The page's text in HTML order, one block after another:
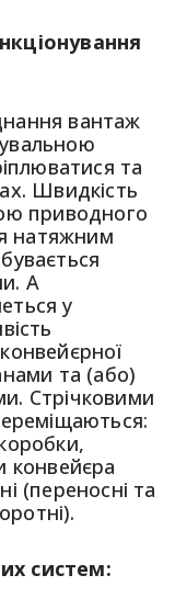
вантаж
та
Швидкість
приводного
натяжним
А
у
та (або)
Стрічковими
конвейєра
(переносні та
систем: